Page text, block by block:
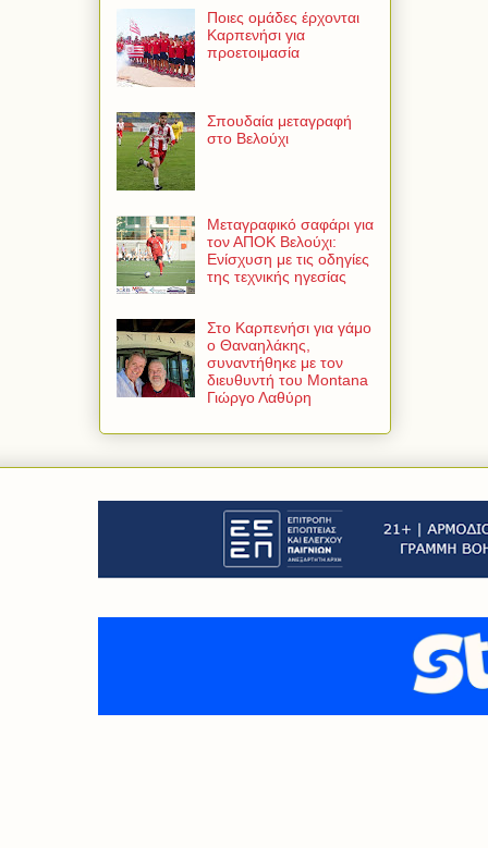
Ποιες ομάδες έρχονται
Καρπενήσι για
προετοιμασία
Σπουδαία μεταγραφή
στο Βελούχι
Μεταγραφικό σαφάρι για
τον ΑΠΟΚ Βελούχι:
Ενίσχυση με τις οδηγίες
της τεχνικής ηγεσίας
Στο Καρπενήσι για γάμο
ο Θαναηλάκης,
συναντήθηκε με τον
διευθυντή του Montana
Γιώργο Λαθύρη